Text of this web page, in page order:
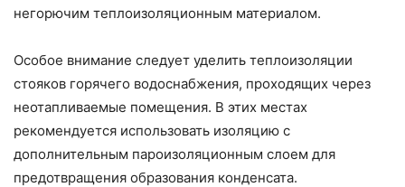
негорючим теплоизоляционным материалом.
Особое внимание следует уделить теплоизоляции
стояков горячего водоснабжения, проходящих через
неотапливаемые помещения. В этих местах
рекомендуется использовать изоляцию с
дополнительным пароизоляционным слоем для
предотвращения образования конденсата.